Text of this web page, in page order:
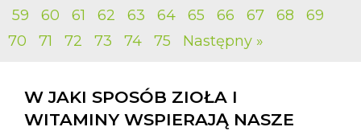
59
60 61 62 63 64 65 66 67 68
69
70
71 72 73 74 75 Następny »
W JAKI SPOSÓB ZIOŁA I
WITAMINY WSPIERAJĄ NASZE